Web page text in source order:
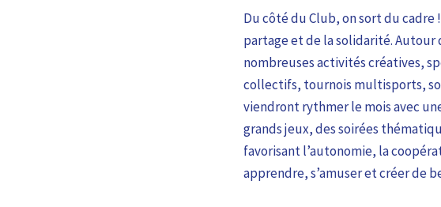
Du côté du Club, on sort du cadre
partage et de la solidarité. Autour
nombreuses activités créatives,
collectifs, tournois multisports,
viendront rythmer le mois avec
grands jeux, des soirées
favorisant l’autonomie, la
apprendre, s’amuser et créer de